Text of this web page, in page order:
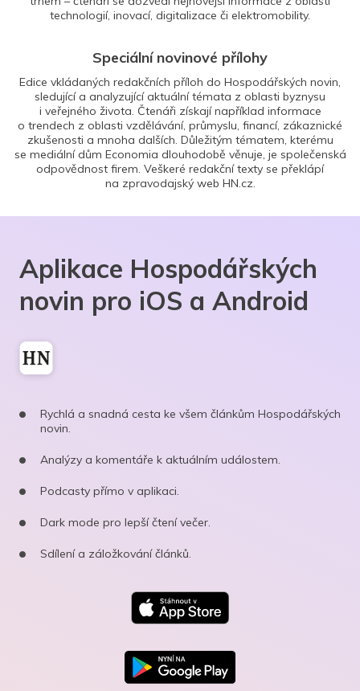
technologií, inovací, digitalizace či elektromobility.
Speciální novinové přílohy
Edice vkládaných redakčních příloh do Hospodářských novin,
sledující a analyzující aktuální témata z oblasti byznysu
i veřejného života. Čtenáři získají například informace
o trendech z oblasti vzdělávání, průmyslu, financí, zákaznické
zkušenosti a mnoha dalších. Důležitým tématem, kterému
se mediální dům Economia dlouhodobě věnuje, je společenská
odpovědnost firem. Veškeré redakční texty se překlápí
na zpravodajský web HN.cz.
Aplikace Hospodářských
novin pro iOS a Android
Rychlá a snadná cesta ke všem článkům Hospodářských
novin.
Analýzy a komentáře k aktuálním událostem.
Podcasty přímo v aplikaci.
Dark mode pro lepší čtení večer.
Sdílení a záložkování článků.